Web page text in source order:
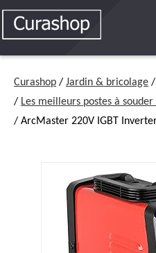
Curashop / Jardin & bricolage /
/ Les meilleurs postes à
/ ArcMaster 220V IGBT